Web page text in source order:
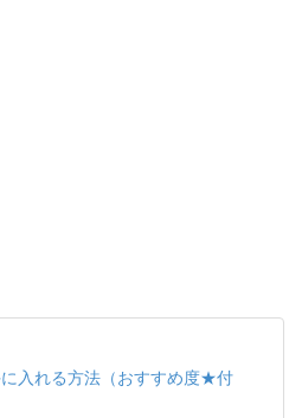
入れる方法（おすすめ度★付